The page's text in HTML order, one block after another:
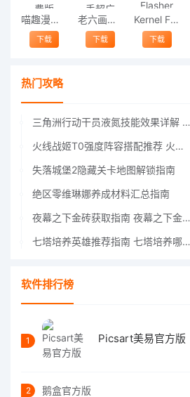
喵趣漫画免费版
下载
老六画质助手超广角
下载
Kernel Flasher
下载
热门攻略
三角洲行动干员液氮技能效果详解 三角洲行动干员液氮技能介绍
火线战姬T0强度阵容搭配推荐 火线战姬T0强度阵容哪个好
失落城堡2隐藏关卡地图解锁指南
绝区零维琳娜养成材料汇总指南
夜幕之下金砖获取指南 夜幕之下金砖获取方法
七塔培养英雄推荐指南 七塔培养哪个英雄好
软件排行榜
1 Picsart美易官方版
2 鹅盒官方版